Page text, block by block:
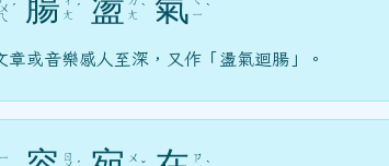
ㄨ
ㄟ
ˊ
ㄤ ˊ
ㄤ ˋ
ㄧ ˋ
章或音樂感人至深，又作「盪氣迴腸」。
ㄧ
ㄖ
ㄨ
ㄗ